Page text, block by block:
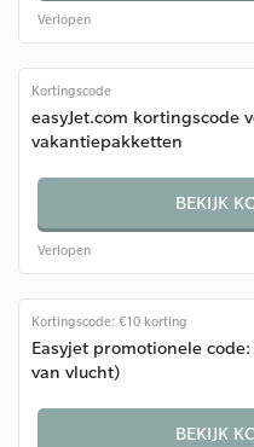
Verlopen
Kortingscode
easyJet.com kortingscode
vakantiepakketten
BEKIJK
Verlopen
Kortingscode: €10 korting
Easyjet promotionele
van vlucht)
BEKIJK